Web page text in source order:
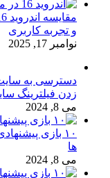
و تجربه کاربری
نوامبر 17, 2025
دسترسی به سایت
زدن فیلترینگ
می 8, 2024
ها
می 8, 2024